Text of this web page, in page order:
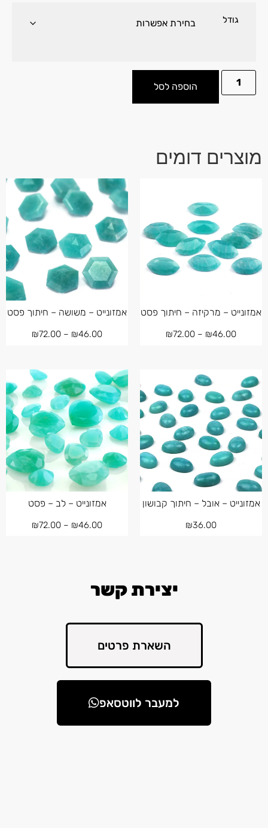
גודל
הוספה לסל
מוצרים דומים
אמזונייט – מרקיזה – חיתוך פסט
₪46.00
–
₪72.00
אמזונייט – משושה – חיתוך פסט
₪46.00
–
₪72.00
אמזונייט – אובל – חיתוך קבושון
₪36.00
אמזונייט – לב – פסט
₪46.00
–
₪72.00
יצירת קשר
השארת פרטים
למעבר לווטסאפ